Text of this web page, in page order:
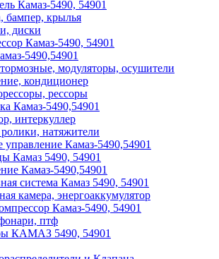
Камаз-5490, 54901
бампер, крылья
диски
Камаз-5490, 54901
5490,54901
модуляторы, осушители
кондиционер
рессоры
Камаз-5490,54901
интеркуллер
натяжители
управление Камаз-5490,54901
Камаз 5490, 54901
Камаз-5490,54901
система Камаз 5490, 54901
камера, энергоаккумулятор
Камаз-5490, 54901
птф
КАМАЗ 5490, 54901